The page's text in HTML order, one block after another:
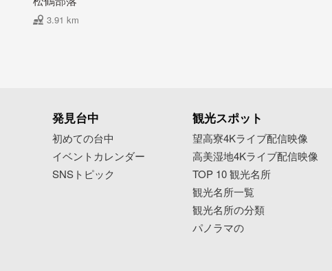
3.91 km
発見台中
初めての台中
イベントカレンダー
SNSトピック
観光スポット
望高寮4Kライブ配信映像
高美湿地4Kライブ配信映像
TOP 10 観光名所
観光名所一覧
観光名所の分類
パノラマの